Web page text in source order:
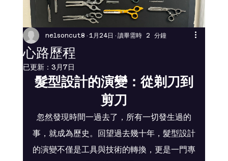
心路歷程
nelsoncut8 1月24日 讀畢需時 2 分鐘
已更新： 3月7日
髮型設計的演變：從剃刀到
剪刀
忽然發現時間一過去了，所有一切發生過的
事，就成為歷史。回望過去幾十年，髮型設計
的演變不僅是工具與技術的轉換，更是一門專